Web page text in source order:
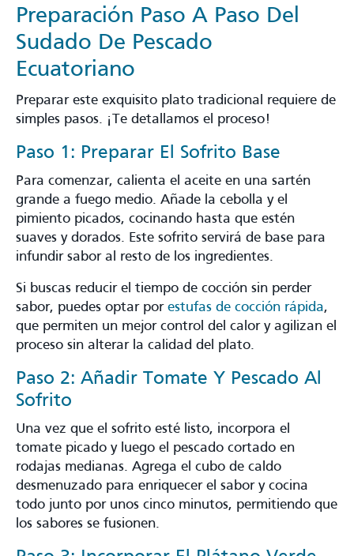
Preparación Paso A Paso Del
Sudado De Pescado
Ecuatoriano
Preparar este exquisito plato tradicional requiere de
simples pasos. ¡Te detallamos el proceso!
Paso 1: Preparar El Sofrito Base
Para comenzar, calienta el aceite en una sartén
grande a fuego medio. Añade la cebolla y el
pimiento picados, cocinando hasta que estén
suaves y dorados. Este sofrito servirá de base para
infundir sabor al resto de los ingredientes.
Si buscas reducir el tiempo de cocción sin perder
sabor, puedes optar por estufas de cocción rápida,
que permiten un mejor control del calor y agilizan el
proceso sin alterar la calidad del plato.
Paso 2: Añadir Tomate Y Pescado Al
Sofrito
Una vez que el sofrito esté listo, incorpora el
tomate picado y luego el pescado cortado en
rodajas medianas. Agrega el cubo de caldo
desmenuzado para enriquecer el sabor y cocina
todo junto por unos cinco minutos, permitiendo que
los sabores se fusionen.